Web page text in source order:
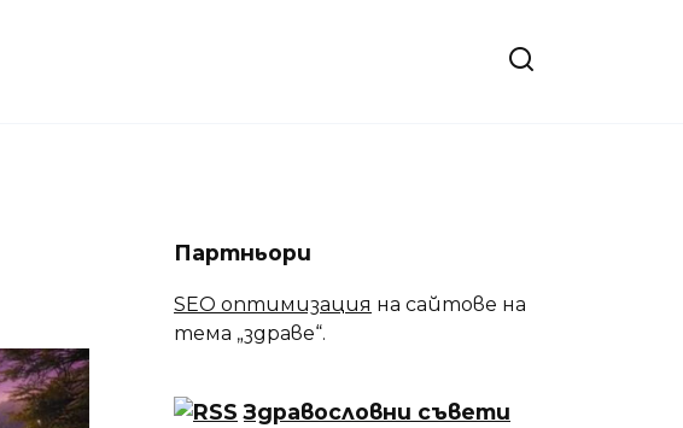
Партньори
SEO оптимизация на сайтове на
тема „здраве“.
Здравословни съвети